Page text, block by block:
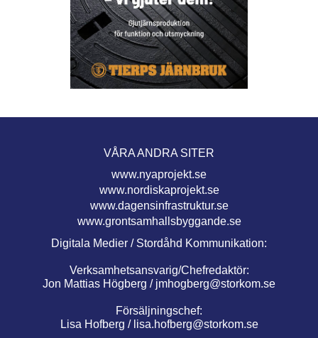
VÅRA ANDRA SITER
www.nyaprojekt.se
www.nordiskaprojekt.se
www.dagensinfrastruktur.se
www.grontsamhallsbyggande.se
Digitala Medier / Stordåhd Kommunikation:
Verksamhetsansvarig/Chefredaktör:
Jon Mattias Högberg / jmhogberg@storkom.se
Försäljningschef:
Lisa Hofberg / lisa.hofberg@storkom.se